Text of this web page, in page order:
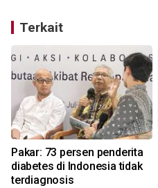
Terkait
Pakar: 73 persen penderita
diabetes di Indonesia tidak
terdiagnosis